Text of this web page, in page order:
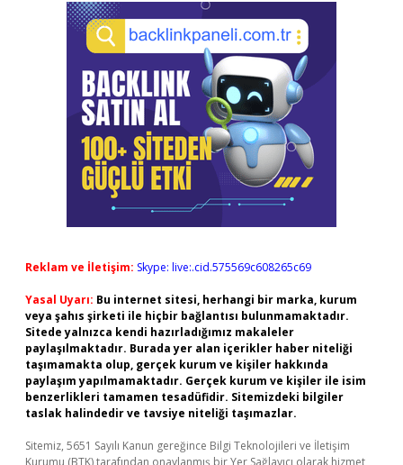
Reklam ve İletişim: Skype: live:.cid.575569c608265c69
Yasal Uyarı: Bu internet sitesi, herhangi bir marka, kurum
veya şahıs şirketi ile hiçbir bağlantısı bulunmamaktadır.
Sitede yalnızca kendi hazırladığımız makaleler
paylaşılmaktadır. Burada yer alan içerikler haber niteliği
taşımamakta olup, gerçek kurum ve kişiler hakkında
paylaşım yapılmamaktadır. Gerçek kurum ve kişiler ile isim
benzerlikleri tamamen tesadüfidir. Sitemizdeki bilgiler
taslak halindedir ve tavsiye niteliği taşımazlar.
Sitemiz, 5651 Sayılı Kanun gereğince Bilgi Teknolojileri ve İletişim
Kurumu (BTK) tarafından onaylanmış bir Yer Sağlayıcı olarak hizmet